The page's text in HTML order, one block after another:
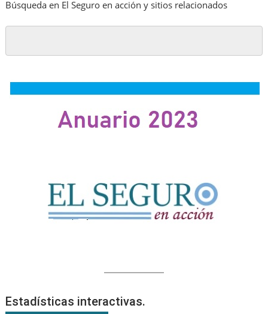
Búsqueda en El Seguro en acción y sitios relacionados
Estadísticas interactivas.